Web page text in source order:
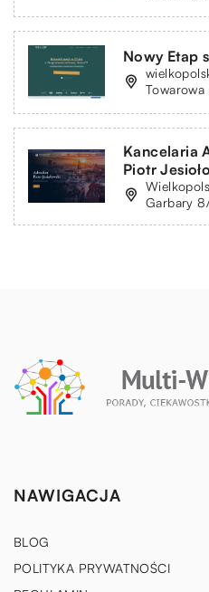
Nowy Etap
Towarowa
Kancelaria
Piotr
Garbary
NAWIGACJA
BLOG
POLITYKA PRYWATNOŚCI